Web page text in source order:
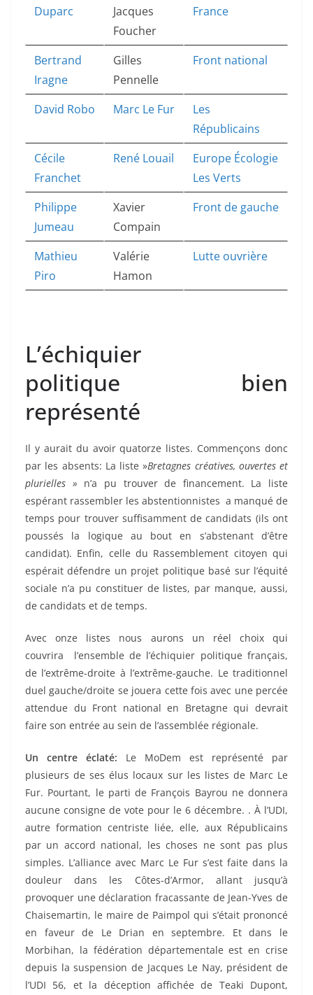
Duparc
Jacques
Foucher
France
Bertrand
Iragne
Gilles
Pennelle
Front national
David Robo Marc Le Fur
Les
Républicains
Cécile
Franchet
René Louail
Europe Écologie
Les Verts
Philippe
Jumeau
Xavier
Compain
Front de gauche
Mathieu
Piro
Valérie
Hamon
Lutte ouvrière
L’échiquier
politique bien
représenté
Il y aurait du avoir quatorze listes. Commençons donc
par les absents: La liste »Bretagnes créatives, ouvertes et
plurielles » n’a pu trouver de financement. La liste
espérant rassembler les abstentionnistes a manqué de
temps pour trouver suffisamment de candidats (ils ont
poussés la logique au bout en s’abstenant d’être
candidat). Enfin, celle du Rassemblement citoyen qui
espérait défendre un projet politique basé sur l’équité
sociale n’a pu constituer de listes, par manque, aussi,
de candidats et de temps.
Avec onze listes nous aurons un réel choix qui
couvrira l’ensemble de l’échiquier politique français,
de l’extrême-droite à l’extrême-gauche. Le traditionnel
duel gauche/droite se jouera cette fois avec une percée
attendue du Front national en Bretagne qui devrait
faire son entrée au sein de l’assemblée régionale.
Un centre éclaté: Le MoDem est représenté par
plusieurs de ses élus locaux sur les listes de Marc Le
Fur. Pourtant, le parti de François Bayrou ne donnera
aucune consigne de vote pour le 6 décembre. . À l’UDI,
autre formation centriste liée, elle, aux Républicains
par un accord national, les choses ne sont pas plus
simples. L’alliance avec Marc Le Fur s’est faite dans la
douleur dans les Côtes-d’Armor, allant jusqu’à
provoquer une déclaration fracassante de Jean-Yves de
Chaisemartin, le maire de Paimpol qui s’était prononcé
en faveur de Le Drian en septembre. Et dans le
Morbihan, la fédération départementale est en crise
depuis la suspension de Jacques Le Nay, président de
l’UDI 56, et la déception affichée de Teaki Dupont,